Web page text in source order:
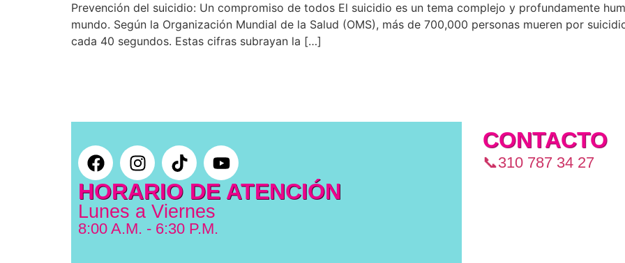
Prevención del suicidio: Un compromiso de todos El suicidio es un tema complejo y profundamente
mundo. Según la Organización Mundial de la Salud (OMS), más de 700,000 personas mueren por
cada 40 segundos. Estas cifras subrayan la […]
HORARIO DE ATENCIÓN
Lunes a Viernes
8:00 A.M. - 6:30 P.M.
CONTACTO
📞310 787 34 27